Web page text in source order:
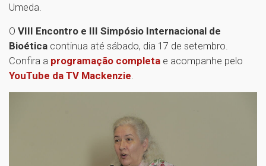
Umeda.
O VIII Encontro e III Simpósio Internacional de
Bioética continua até sábado, dia 17 de setembro.
Confira a programação completa e acompanhe pelo
YouTube da TV Mackenzie